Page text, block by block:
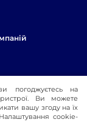
погоджуєтесь на
Ви можете
вашу згоду на їх
cookie-